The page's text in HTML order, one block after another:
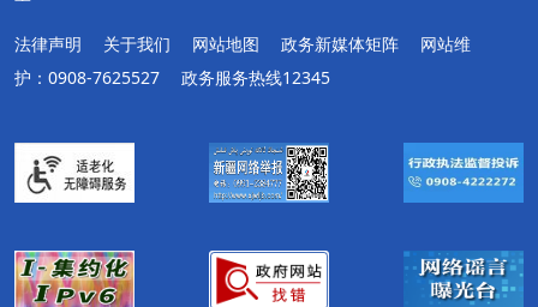
法律声明 关于我们 网站地图 政务新媒体矩阵
网站维
护：0908-7625527
政务服务热线12345